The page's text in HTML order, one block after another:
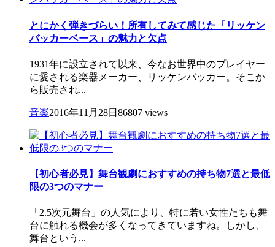
とにかく弾きづらい！所有してみて感じた「リッケン
バッカーベース」の魅力と欠点
1931年に設立されて以来、今なお世界中のプレイヤー
に愛される楽器メーカー、リッケンバッカー。そこか
ら販売され...
音楽2016年11月28日 86807 views
【初心者必見】舞台観劇におすすめの持ち物7選と最低
限の3つのマナー
「2.5次元舞台」の人気により、特に若い女性たちも舞
台に触れる機会が多くなってきていますね。しかし、
舞台という...